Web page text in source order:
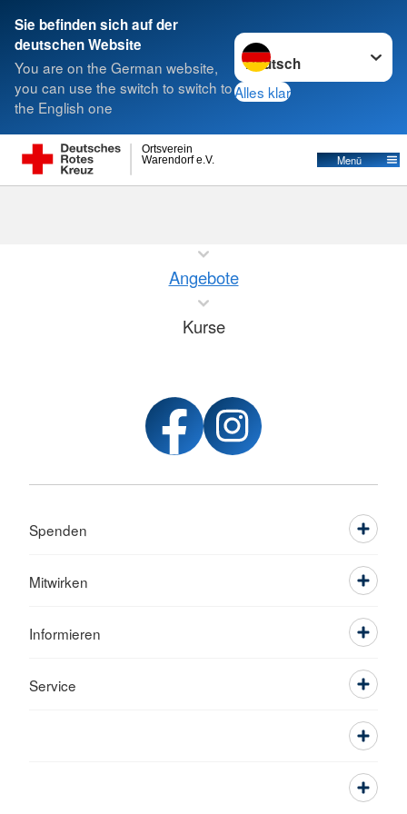
Sie befinden sich auf der
deutschen Website
You are on the German website,
you can use the switch to switch to
the English one
Sprache wechseln zu
Alles klar
Warendorf e.V.
Ortsverein
Menü
Suche
Angebote
Kurse
Spenden
Mitwirken
Informieren
Service